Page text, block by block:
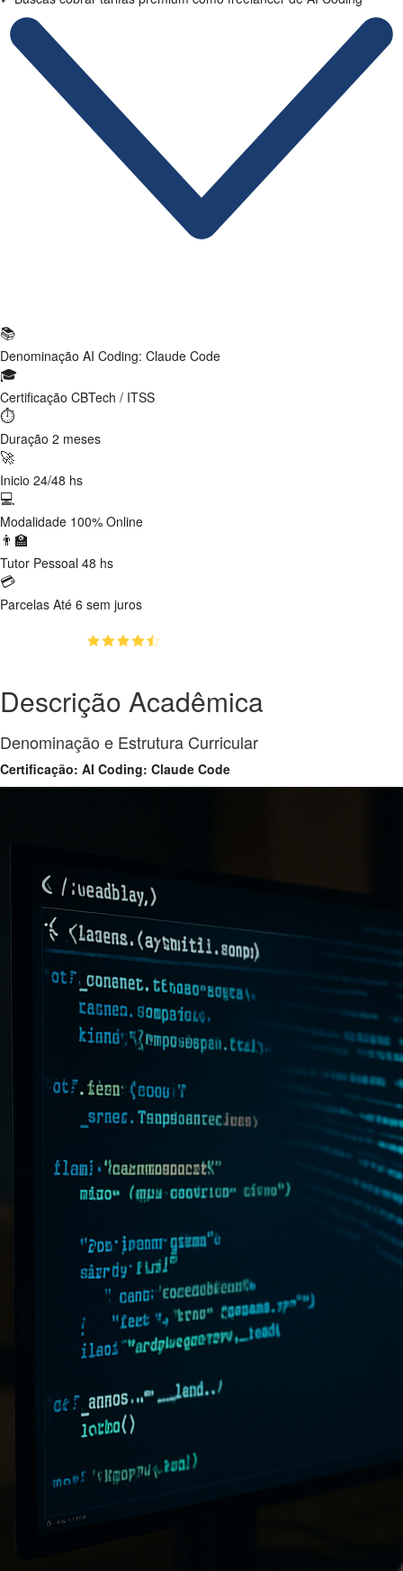
📚
Denominação AI Coding: Claude Code
🎓
Certificação CBTech / ITSS
⏱
Duração 2 meses
🚀
Inicio 24/48 hs
💻
Modalidade 100% Online
👨‍🏫
Tutor Pessoal 48 hs
💳
Parcelas Até 6 sem juros
(4.5)
Descrição Acadêmica
Denominação e Estrutura Curricular
Certificação: AI Coding: Claude Code